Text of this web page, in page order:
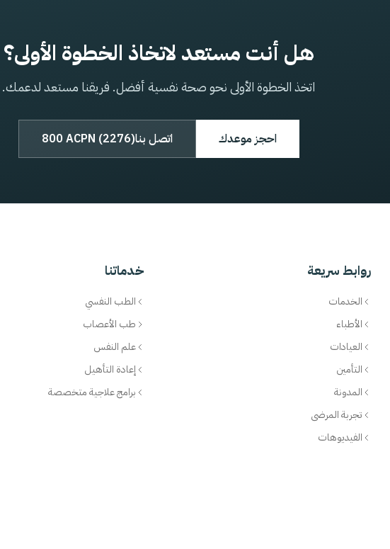
هل أنت مستعد لاتخاذ الخطوة الأولى؟
اتخذ الخطوة الأولى نحو صحة نفسية أفضل. فريقنا مستعد لدعمك.
احجز موعدك اتصل بنا800 ACPN (2276)
روابط سريعة
الخدمات
الأطباء
العيادات
التأمين
المدونة
تجربة المرضى
الفيديوهات
خدماتنا
الطب النفسي
طب الأعصاب
علم النفس
إعادة التأهيل
برامج علاجية متخصصة